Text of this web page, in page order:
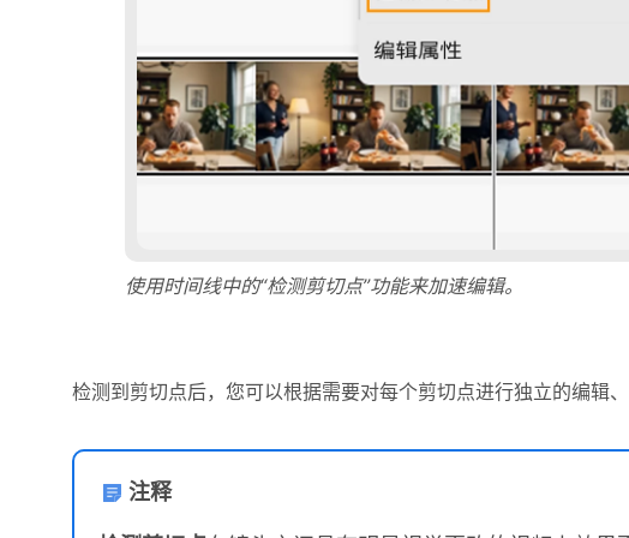
使用时间线中的“检测剪切点”功能来加速编辑。
检测到剪切点后，您可以根据需要对每个剪切点进行独立的编辑
注释